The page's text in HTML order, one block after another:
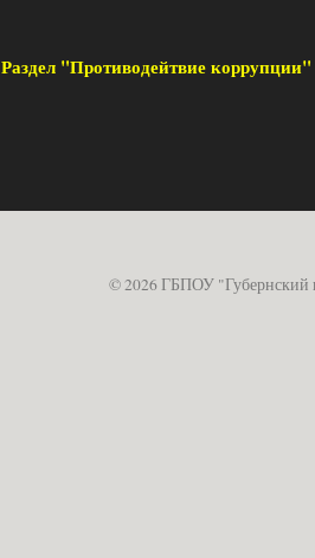
Раздел "Противодейтвие
© 2026 ГБПОУ "Губернский